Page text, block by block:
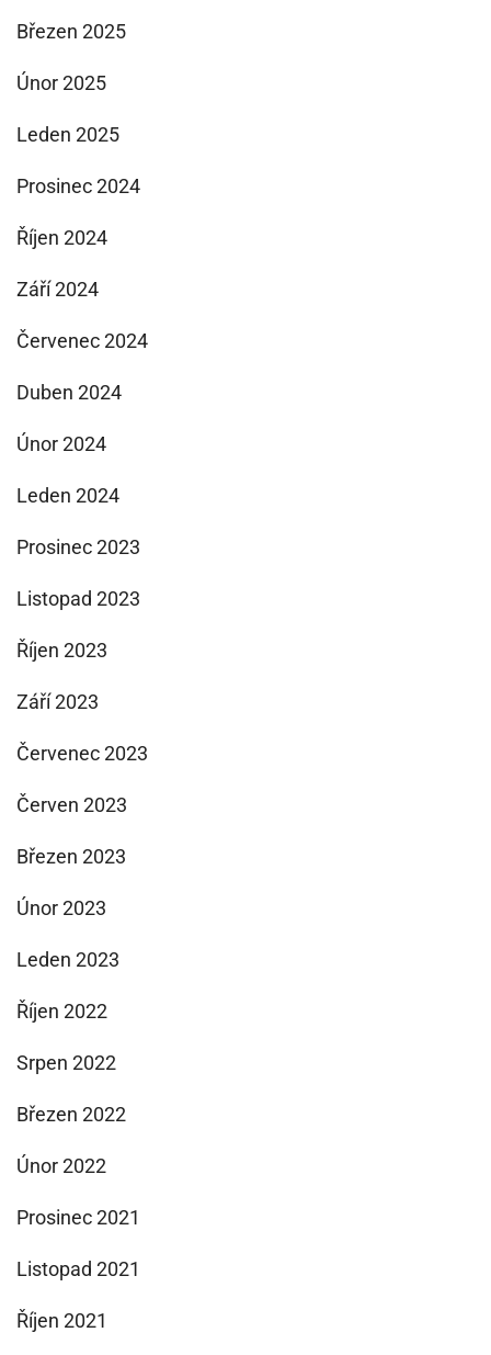
Březen 2025
Únor 2025
Leden 2025
Prosinec 2024
Říjen 2024
Září 2024
Červenec 2024
Duben 2024
Únor 2024
Leden 2024
Prosinec 2023
Listopad 2023
Říjen 2023
Září 2023
Červenec 2023
Červen 2023
Březen 2023
Únor 2023
Leden 2023
Říjen 2022
Srpen 2022
Březen 2022
Únor 2022
Prosinec 2021
Listopad 2021
Říjen 2021